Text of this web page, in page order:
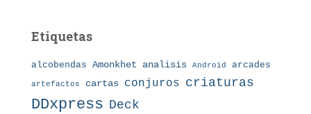
Etiquetas
alcobendas Amonkhet analisis Android arcades
artefactos cartas conjuros criaturas
DDxpress Deck